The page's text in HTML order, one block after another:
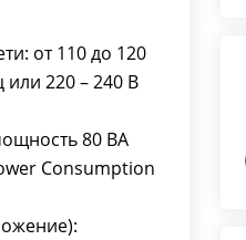
от 110 до 120
или 220 – 240 В
80 ВА
Consumption